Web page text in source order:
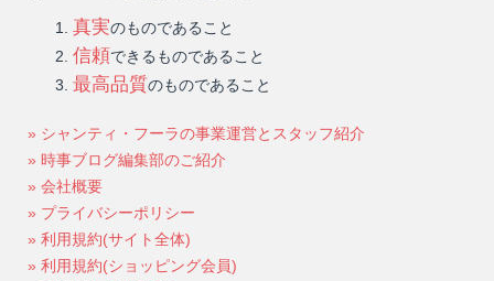
真実のものであること
信頼できるものであること
最高品質のものであること
» シャンティ・フーラの事業運営とスタッフ紹介
» 時事ブログ編集部のご紹介
» 会社概要
» プライバシーポリシー
» 利用規約(サイト全体)
» 利用規約(ショッピング会員)